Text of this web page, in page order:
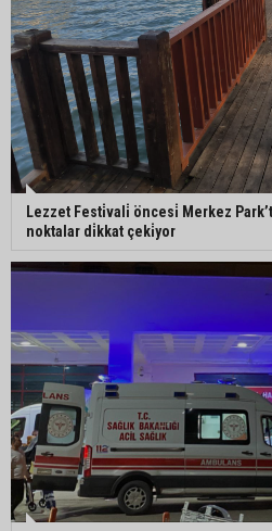
Lezzet Festi̇vali̇ öncesi̇ Merkez
noktalar di̇kkat çeki̇yor